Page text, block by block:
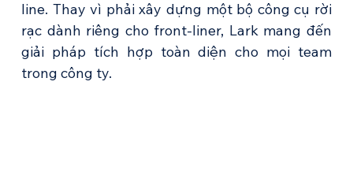
line. Thay vì phải xây dựng một bộ công cụ rời
rạc dành riêng cho front-liner, Lark mang đến
giải pháp tích hợp toàn diện cho mọi team
trong công ty.